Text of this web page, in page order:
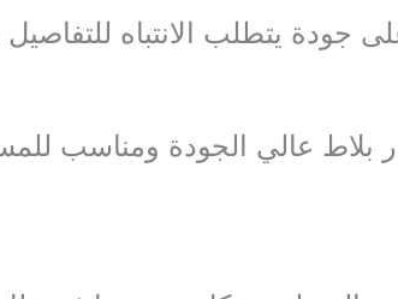
جودة يتطلب الانتباه
بلاط عالي الجودة ومناسب